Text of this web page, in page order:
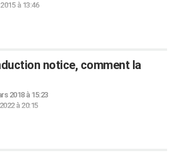
à 13:46
notice, comment la
2018 à 15:23
à 20:15